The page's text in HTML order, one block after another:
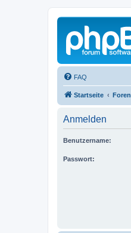
FAQ
Startseite
Anmelden
Benutzername:
Passwort: